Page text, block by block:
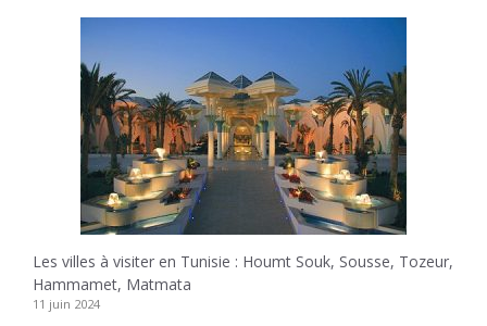
Les villes à visiter en Tunisie : Houmt Souk, Sousse, Tozeur,
Hammamet, Matmata
11 juin 2024